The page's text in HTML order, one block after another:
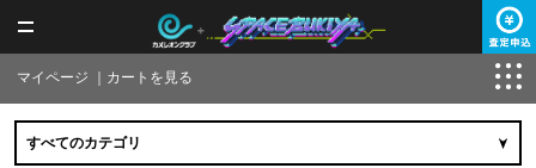
マイページ カートを見る